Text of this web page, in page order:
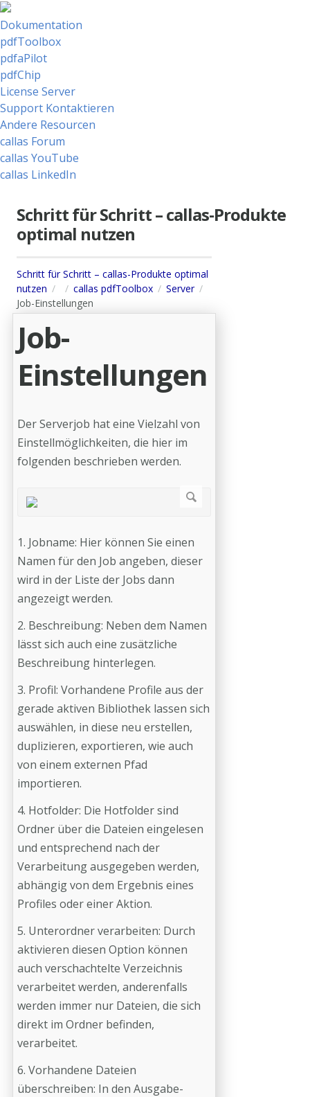
Dokumentation
pdfToolbox
pdfaPilot
pdfChip
License Server
Support Kontaktieren
Andere Resourcen
callas Forum
callas YouTube
callas LinkedIn
Schritt für Schritt – callas-Produkte
optimal nutzen
Schritt für Schritt – callas-Produkte optimal
nutzen
callas pdfToolbox
Server
Job-Einstellungen
Job-
Einstellungen
Der Serverjob hat eine Vielzahl von
Einstellmöglichkeiten, die hier im
folgenden beschrieben werden.
1. Jobname: Hier können Sie einen
Namen für den Job angeben, dieser
wird in der Liste der Jobs dann
angezeigt werden.
2. Beschreibung: Neben dem Namen
lässt sich auch eine zusätzliche
Beschreibung hinterlegen.
3. Profil: Vorhandene Profile aus der
gerade aktiven Bibliothek lassen sich
auswählen, in diese neu erstellen,
duplizieren, exportieren, wie auch
von einem externen Pfad
importieren.
4. Hotfolder: Die Hotfolder sind
Ordner über die Dateien eingelesen
und entsprechend nach der
Verarbeitung ausgegeben werden,
abhängig von dem Ergebnis eines
Profiles oder einer Aktion.
5. Unterordner verarbeiten: Durch
aktivieren diesen Option können
auch verschachtelte Verzeichnis
verarbeitet werden, anderenfalls
werden immer nur Dateien, die sich
direkt im Ordner befinden,
verarbeitet.
6. Vorhandene Dateien
überschreiben: In den Ausgabe-